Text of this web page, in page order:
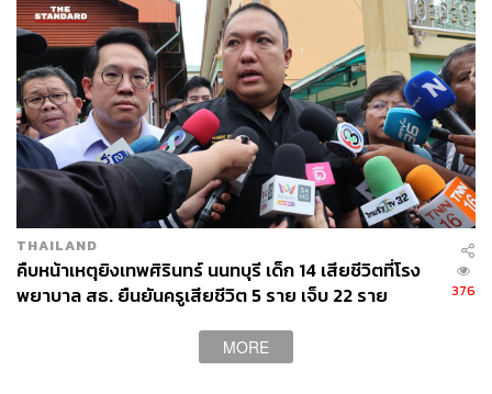
วินัยในการใช้เงินให้กับประชาชน
“ผมก็ดูมาจากการดำเนินนโยบายคนละครึ่งพลัสเมื่อปีที่แล้ว
(พฤศจิกายน 2568) เห็นว่าประชาชนมีความพึงพอใจ มีความ
สนุกในการใช้ และเป็นการเพิ่มเงินหมุนเวียนเข้ามาในระบบ
เศรษฐกิจระดับ 100,000 ล้านบาท หากเม็ดเงินก้อนนี้เข้าไป
หมุนเวียนในระบบเศรษฐกิจของประเทศแล้ว จะเป็นการ
กระตุ้นให้เศรษฐกิจและเงินหมุนเวียนในระบบดีขึ้น ครั้งนี้เรา
จะออกโครงการเป็น 2 ช่วง ครั้งที่แล้วเราออกเงินเป็น 2,000
บาท แต่ครั้งนี้เราจะออก 4,000 บาท ในส่วนของประชาชน
เป็นเดือนละ 1,000 บาท จำนวน 4 เดือน สนับสนุนให้เป็น
40:60 เชื่อว่าประชาชนจะจับจ่ายใช้สอยได้เพิ่มมากขึ้น ก็ฝาก
ให้ทุกคนไปเร่งดำเนินการ ตรงนี้เป็นการร่วมมือกันในการ
ทำให้เศรษฐกิจของประเทศไทยเข้มแข็งในที่สุด”
THAILAND
คืบหน้าเหตุยิงเทพศิรินทร์ นนทบุรี เด็ก 14 เสียชีวิตที่โรง
พยาบาล สธ. ยืนยันครูเสียชีวิต 5 ราย เจ็บ 22 ราย
376
MORE